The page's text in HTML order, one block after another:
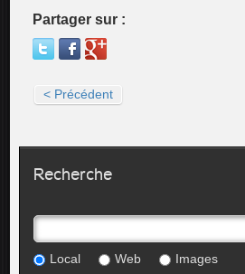
Partager sur :
< Précédent
Recherche
Local Web Images